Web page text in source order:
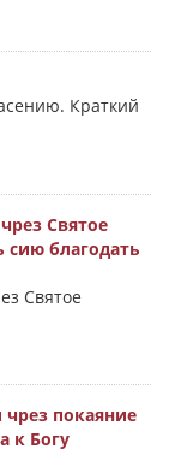
Краткий
Святое
сию благодать
Святое
покаяние
к Богу